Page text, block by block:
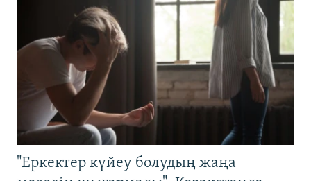
"Еркектер күйеу болудың жаңа